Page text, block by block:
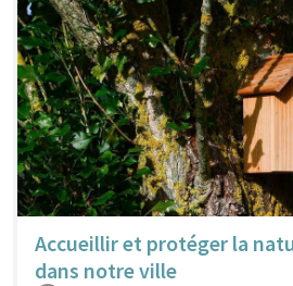
Accueillir et protéger la
dans notre ville